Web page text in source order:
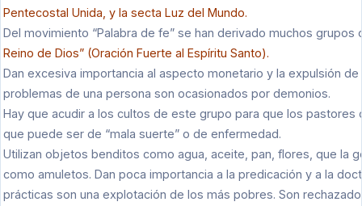
Pentecostal Unida, y la secta Luz del Mundo.
Del movimiento “Palabra de fe” se han derivado muchos grupos
Reino de Dios” (Oración Fuerte al Espíritu Santo).
Dan excesiva importancia al aspecto monetario y la expulsión
problemas de una persona son ocasionados por demonios.
Hay que acudir a los cultos de este grupo para que los
que puede ser de “mala suerte” o de enfermedad.
Utilizan objetos benditos como agua, aceite, pan, flores, que la
como amuletos. Dan poca importancia a la predicación y a la
prácticas son una explotación de los más pobres. Son